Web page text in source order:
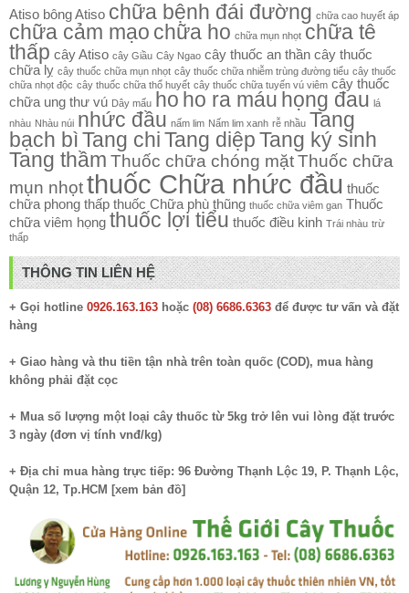
Atiso bông Atiso chữa bệnh đái đường chữa cao huyết áp
chữa cảm mạo chữa ho chữa mụn nhọt chữa tê
thấp cây Atiso cây Giầu Cây Ngao cây thuốc an thần cây thuốc
chữa lỵ cây thuốc chữa mụn nhọt cây thuốc chữa nhiễm trùng đường tiểu cây thuốc
chữa nhọt độc cây thuốc chữa thổ huyết cây thuốc chữa tuyến vú viêm cây thuốc
chữa ung thư vú Dây mấu ho ho ra máu họng đau lá
nhàu Nhàu núi nhức đầu nấm lim Nấm lim xanh rễ nhầu Tang
bạch bì Tang chi Tang diệp Tang ký sinh
Tang thầm Thuốc chữa chóng mặtThuốc chữa
mụn nhọtthuốc Chữa nhức đầu thuốc
chữa phong thấp thuốc Chữa phù thũng thuốc chữa viêm gan Thuốc
chữa viêm họng thuốc lợi tiểu thuốc điều kinh Trái nhàu trừ
thấp
THÔNG TIN LIÊN HỆ
+ Gọi hotline 0926.163.163 hoặc (08) 6686.6363 để được tư vấn và đặt
hàng
+ Giao hàng và thu tiền tận nhà trên toàn quốc (COD), mua hàng
không phải đặt cọc
+ Mua số lượng một loại cây thuốc từ 5kg trở lên vui lòng đặt trước
3 ngày (đơn vị tính vnđ/kg)
+ Địa chỉ mua hàng trực tiếp: 96 Đường Thạnh Lộc 19, P. Thạnh Lộc,
Quận 12, Tp.HCM [xem bản đồ]